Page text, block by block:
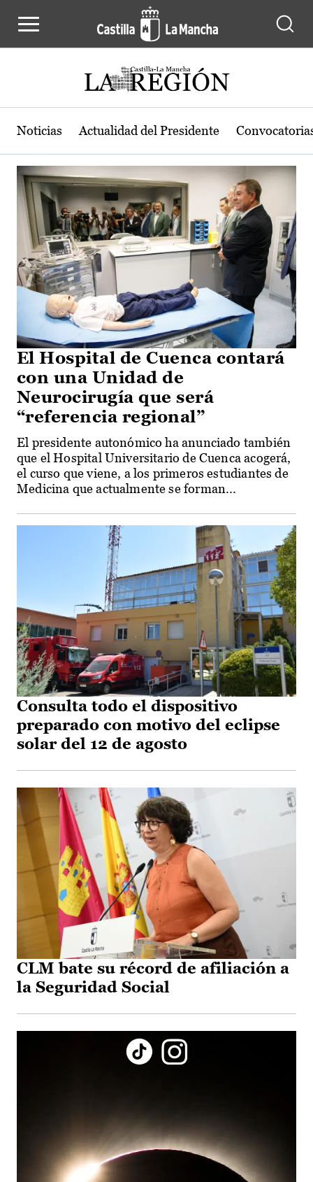
Actualidad de la región de Castilla-
Noticias Actualidad del Presidente
El Hospital de Cuenca contará
con una Unidad de
Neurocirugía que será
“referencia regional”
El presidente autonómico ha anunciado también
que el Hospital Universitario de Cuenca acogerá,
el curso que viene, a los primeros estudiantes de
Medicina que actualmente se forman...
Consulta todo el dispositivo
preparado con motivo del eclipse
solar del 12 de agosto
CLM bate su récord de afiliación a
la Seguridad Social